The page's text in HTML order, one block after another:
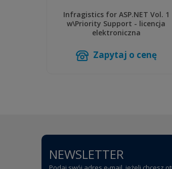
Infragistics for ASP.NET Vol. 1
w\Priority Support - licencja
elektroniczna
Zapytaj o cenę
NEWSLETTER